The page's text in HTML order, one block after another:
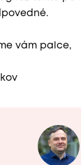
vám palce,